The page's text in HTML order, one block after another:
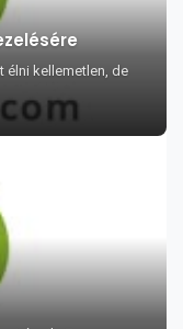
élni kellemetlen, de